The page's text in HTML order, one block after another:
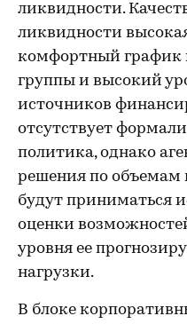
ликвидности.
ликвидности
комфортный график
группы и высокий
источников
отсутствует
политика, однако
решения по объемам
будут приниматься
оценки
уровня ее
нагрузки.
В блоке